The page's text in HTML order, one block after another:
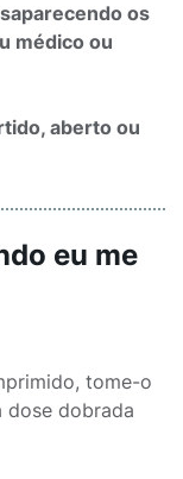
os
médico ou
aberto ou
eu me
tome-o
dose dobrada